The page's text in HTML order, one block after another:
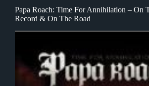
Papa Roach: Time For Annihilation – On
Record & On The Road